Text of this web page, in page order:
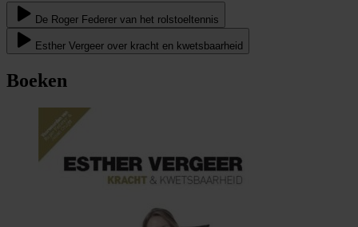
De Roger Federer van het rolstoeltennis
Esther Vergeer over kracht en kwetsbaarheid
Boeken